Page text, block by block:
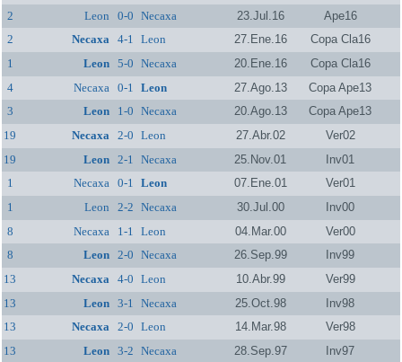
2
Leon 0-0 Necaxa 23.Jul.16
Ape16
2
Necaxa 4-1 Leon 27.Ene.16
Copa Cla16
1
Leon 5-0 Necaxa 20.Ene.16
Copa Cla16
4
Necaxa 0-1 Leon 27.Ago.13
Copa Ape13
3
Leon 1-0 Necaxa 20.Ago.13
Copa Ape13
19
Necaxa 2-0 Leon 27.Abr.02
Ver02
19
Leon 2-1 Necaxa 25.Nov.01
Inv01
1
Necaxa 0-1 Leon 07.Ene.01
Ver01
1
Leon 2-2 Necaxa 30.Jul.00
Inv00
8
Necaxa 1-1 Leon 04.Mar.00
Ver00
8
Leon 2-0 Necaxa 26.Sep.99
Inv99
13
Necaxa 4-0 Leon 10.Abr.99
Ver99
13
Leon 3-1 Necaxa 25.Oct.98
Inv98
13
Necaxa 2-0 Leon 14.Mar.98
Ver98
13
Leon 3-2 Necaxa 28.Sep.97
Inv97